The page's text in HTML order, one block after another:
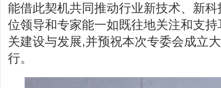
能借此契机共同推动行业新技术、新
位领导和专家能一如既往地关注和支
关建设与发展,并预祝本次专委会成立
行。